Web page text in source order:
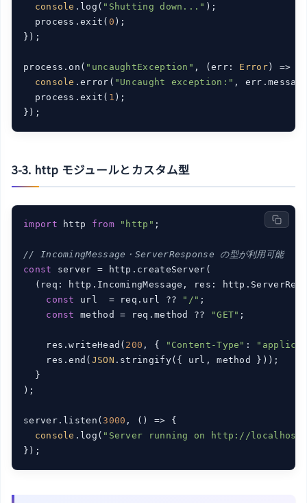
console .log( "Shutting down..." );
  process.exit(
0 );
});
process.on( "uncaughtException" , ( err: Error) =>
console .error( "Uncaught exception:" ,
  process.exit(
1 );
3-3. http モジュールとカスタム型
import http from "http" ;
// IncomingMessage・ServerResponse の型が利用可能
const server = http.createServer(
( req: http.IncomingMessage, res:
const
url  = req.url ?? "/" ;
const
method = req.method ?? "GET" ;
    res.writeHead(
200 , { "Content-Type" :
    res.end(
JSON .stringify({ url, method }));
  }
);
server.listen( 3000 , () => {
console .log( "Server running on http://